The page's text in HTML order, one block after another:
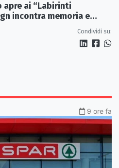
apre ai “Labirinti
incontra memoria e
Condividi su:
9 ore fa